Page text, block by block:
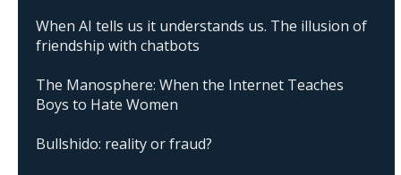
When AI tells us it understands us. The illusion of
friendship with chatbots
The Manosphere: When the Internet Teaches
Boys to Hate Women
Bullshido: reality or fraud?